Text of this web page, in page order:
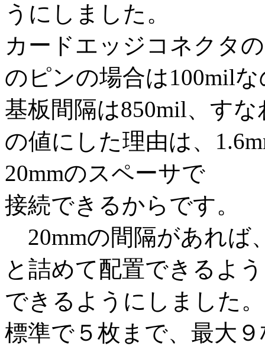
うにしました。
カードエッジコネクタ
のピンの場合は100mil
基板間隔は850mil、す
の値にした理由は、
20mmのスペーサで
接続できるからです。
20mmの間隔があれば
と詰めて配置できるよ
できるようにしました。
標準で５枚まで、最大